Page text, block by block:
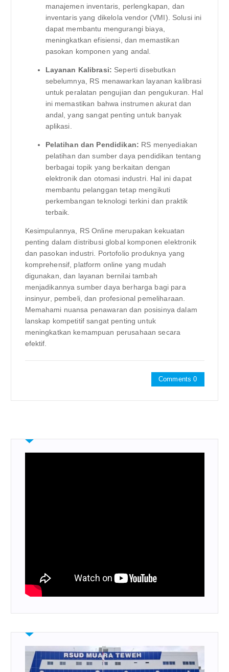
manajemen inventaris, perlengkapan, dan
inventaris yang dikelola vendor (VMI). Solusi ini
dapat membantu mengurangi biaya,
meningkatkan efisiensi, dan memastikan
pasokan komponen yang andal.
Layanan Kalibrasi: Seperti disebutkan
sebelumnya, RS menawarkan layanan kalibrasi
untuk peralatan pengujian dan pengukuran. Hal
ini memastikan bahwa instrumen akurat dan
andal, yang sangat penting untuk banyak
aplikasi.
Pelatihan dan Pendidikan: RS menyediakan
pelatihan dan sumber daya pendidikan tentang
berbagai topik yang berkaitan dengan
elektronik dan otomasi industri. Hal ini dapat
membantu pelanggan tetap mengikuti
perkembangan teknologi terkini dan praktik
terbaik.
Kesimpulannya, RS Online merupakan kekuatan
penting dalam distribusi global komponen elektronik
dan pasokan industri. Portofolio produknya yang
komprehensif, platform online yang mudah
digunakan, dan layanan bernilai tambah
menjadikannya sumber daya berharga bagi para
insinyur, pembeli, dan profesional pemeliharaan.
Memahami nuansa penawaran dan posisinya dalam
lanskap kompetitif sangat penting untuk
meningkatkan kemampuan perusahaan secara
efektif.
Comments 0